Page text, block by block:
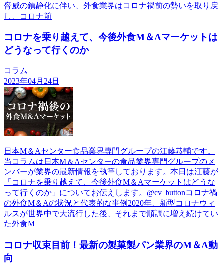
脅威の鎮静化に伴い、外食業界はコロナ禍前の勢いを取り戻
し、コロナ前
コロナを乗り越えて、今後外食M＆Aマーケットは
どうなって行くのか
コラム
2023年04月24日
日本М＆Aセンター食品業界専門グループの江藤恭輔です。
当コラムは日本М＆Aセンターの食品業界専門グループのメ
ンバーが業界の最新情報を執筆しております。本日は江藤が
「コロナを乗り越えて、今後外食M＆Aマーケットはどうな
って行くのか」についてお伝えします。@cv_buttonコロナ禍
の外食M＆Aの状況と代表的な事例2020年、新型コロナウィ
ルスが世界中で大流行した後、それまで順調に増え続けてい
た外食M
コロナ収束目前！最新の製菓製パン業界のM＆A動
向